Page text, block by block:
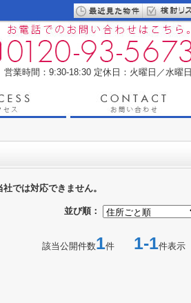
営業時間：9:30-18:30 定休日：火曜日／水曜日
では対応できません。
並び順：
該当公開件数1件 1-1件表示